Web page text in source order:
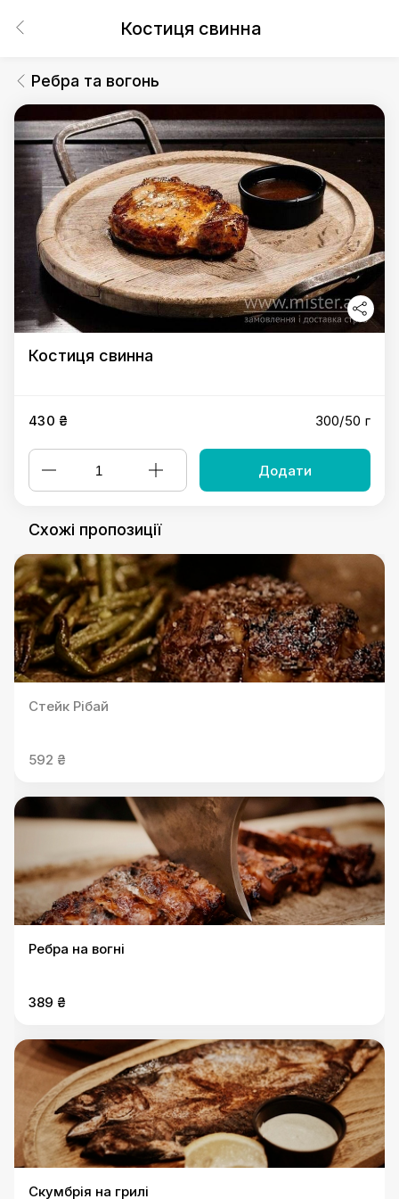
Костиця свинна
Ребра та вогонь
Костиця свинна
430 ₴ 300/50 г
Додати
Схожі пропозиції
Стейк Рібай
592 ₴
Ребра на вогні
389 ₴
Скумбрія на грилі